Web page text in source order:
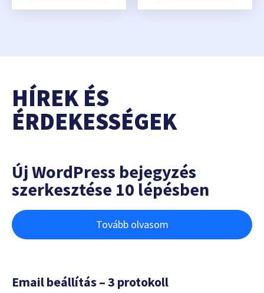
HÍREK ÉS
ÉRDEKESSÉGEK
Új WordPress bejegyzés
szerkesztése 10 lépésben
Tovább olvasom
Email beállítás – 3 protokoll